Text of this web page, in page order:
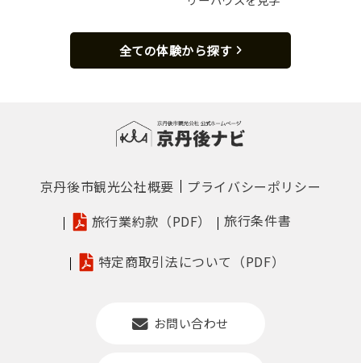
全ての体験から探す
京丹後市観光公社概要
プライバシーポリシー
旅行業約款（PDF）
旅行条件書
特定商取引法について（PDF）
お問い合わせ